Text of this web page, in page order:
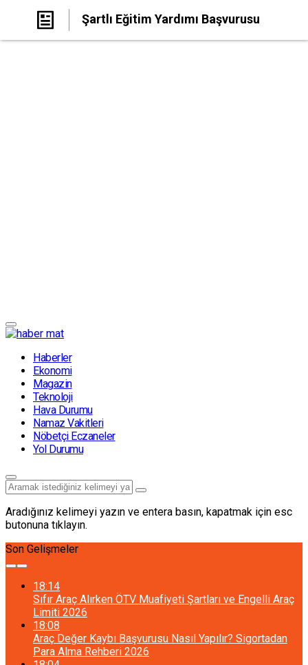
Haberler
Ekonomi
Magazin
Teknoloji
Hava Durumu
Namaz Vakitleri
Nöbetçi Eczaneler
Yol Durumu
Aradığınız kelimeyi yazın ve entera basın, kapatmak için esc
butonuna tıklayın.
Son Gelişmeler
18:14
Sıfır Araç Alırken ÖTV Muafiyeti Şartları ve Engelli Araç
Limiti 2026
18:08
Araç Değer Kaybı Başvurusu Nasıl Yapılır? Sigortadan
Para Alma Rehberi 2026
Şartlı Eğitim Yardımı Başvurusu